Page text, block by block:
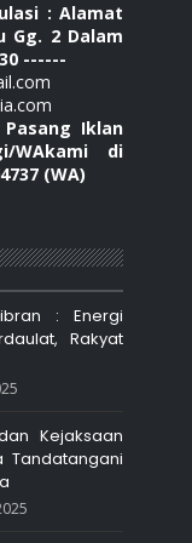
: Alamat
Gg. 2 Dalam
------
Iklan
WAkami di
(WA)
: Energi
Rakyat
Kejaksaan
Tandatangani